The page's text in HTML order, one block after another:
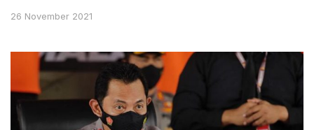
26 November 2021